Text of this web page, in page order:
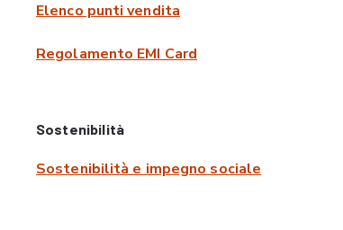
Elenco punti vendita
Regolamento EMI Card
Sostenibilità
Sostenibilità e impegno sociale